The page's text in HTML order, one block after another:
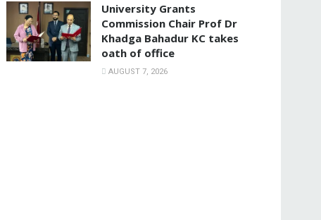
University Grants
Commission Chair Prof Dr
Khadga Bahadur KC takes
oath of office
AUGUST 7, 2026